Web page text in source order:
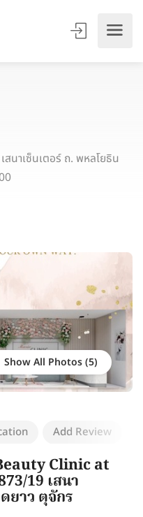
เสนาเซ็นเตอร์ ถ. พหลโยธิ
Show All Photos
Add Review
Clinic at
19 เสนา
ยาว ตุจักร